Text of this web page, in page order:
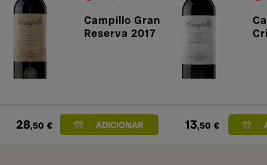
Campillo Gran
Reserva 2017
28,50 € 13,50 €